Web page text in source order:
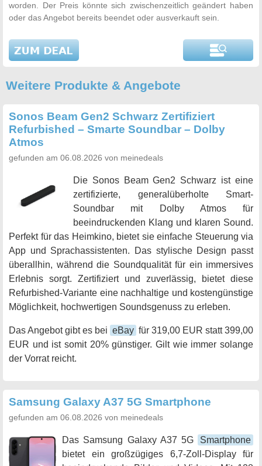
worden. Der Preis könnte sich zwischenzeitlich geändert haben
oder das Angebot bereits beendet oder ausverkauft sein.
Weitere Produkte & Angebote
Sonos Beam Gen2 Schwarz Zertifiziert
Refurbished – Smarte Soundbar – Dolby
Atmos
gefunden am 06.08.2026 von meinedeals
Die Sonos Beam Gen2 Schwarz ist eine
zertifizierte, generalüberholte Smart-
Soundbar mit Dolby Atmos für
beeindruckenden Klang und klaren Sound.
Perfekt für das Heimkino, bietet sie einfache Steuerung via
App und Sprachassistenten. Das stylische Design passt
überallhin, während die Soundqualität für ein immersives
Erlebnis sorgt. Zertifiziert und zuverlässig, bietet diese
Refurbished-Variante eine nachhaltige und kostengünstige
Möglichkeit, hochwertigen Soundsgenuss zu erleben.
Das Angebot gibt es bei eBay für 319,00 EUR statt 399,00
EUR und ist somit 20% günstiger. Gilt wie immer solange
der Vorrat reicht.
Samsung Galaxy A37 5G Smartphone
gefunden am 06.08.2026 von meinedeals
Das Samsung Galaxy A37 5G
Smartphone
bietet ein großzügiges 6,7-Zoll-Display für